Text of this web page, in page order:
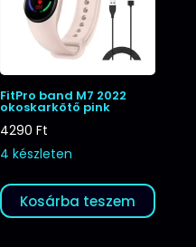
FitPro band M7 2022
okoskarkötő pink
4290Ft
4 készleten
Kosárba teszem